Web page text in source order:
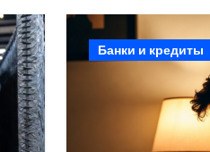
Банки и кредиты